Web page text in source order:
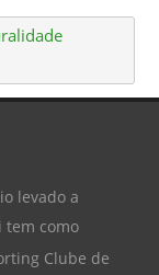
levado a
tem como
Clube de